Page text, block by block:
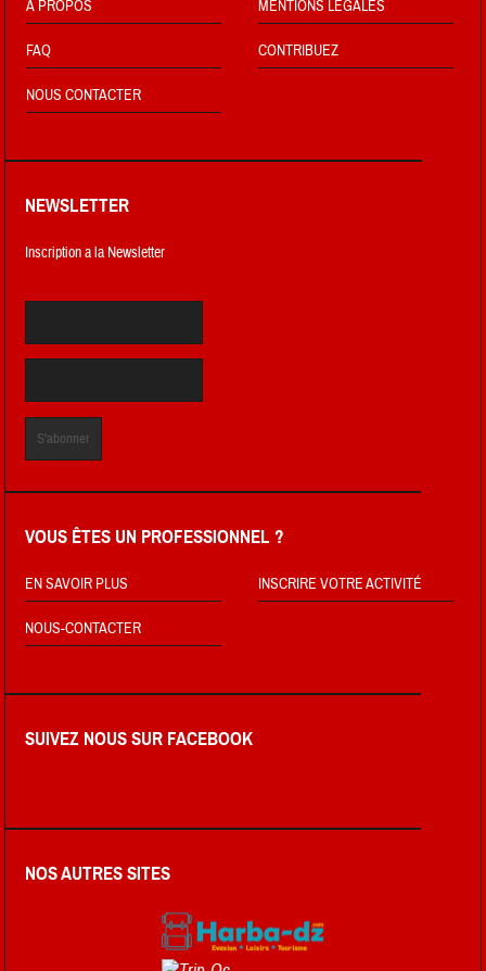
À PROPOS MENTIONS LÉGALES
FAQ CONTRIBUEZ
NOUS CONTACTER
NEWSLETTER
Inscription a la Newsletter
VOUS ÊTES UN PROFESSIONNEL ?
EN SAVOIR PLUS INSCRIRE VOTRE ACTIVITÉ
NOUS-CONTACTER
SUIVEZ NOUS SUR FACEBOOK
NOS AUTRES SITES